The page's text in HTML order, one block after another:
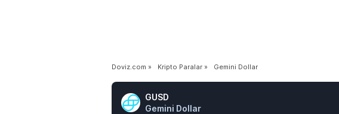
Doviz.com » Kripto Paralar » Gemini Dollar
GUSD
Gemini Dollar